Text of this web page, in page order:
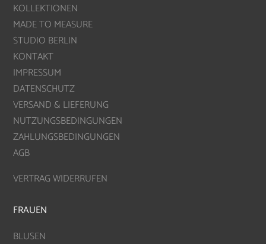
KOLLEKTIONEN
MADE TO MEASURE
STUDIO BERLIN
KONTAKT
IMPRESSUM
DATENSCHUTZ
VERSAND & LIEFERUNG
NUTZUNGSBEDINGUNGEN
ZAHLUNGSBEDINGUNGEN
AGB
VERTRAG WIDERRUFEN
FRAUEN
BLUSEN